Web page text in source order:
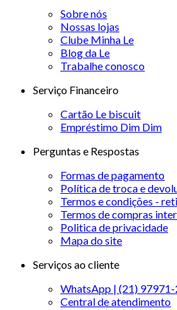
Sobre nós
Nossas lojas
Clube Minha Le
Blog da Le
Trabalhe conosco
Serviço Financeiro
Cartão Le biscuit
Empréstimo Dim Dim
Perguntas e Respostas
Formas de pagamento
Política de troca e
Termos e condições -
Termos de compras
Politica de privacidade
Mapa do site
Serviços ao cliente
WhatsApp | (21) 97971-
Central de atendimento